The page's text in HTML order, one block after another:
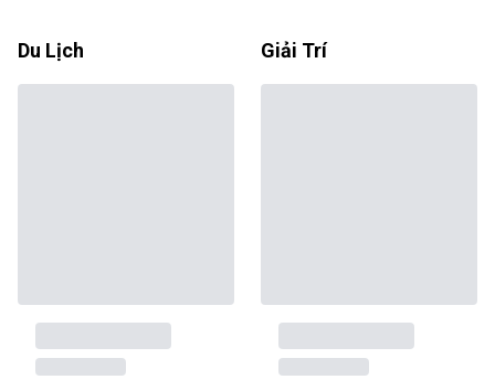
Du Lịch Giải Trí